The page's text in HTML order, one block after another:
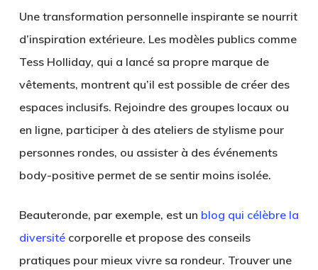
Une transformation personnelle inspirante se nourrit
d’inspiration extérieure. Les modèles publics comme
Tess Holliday, qui a lancé sa propre marque de
vêtements, montrent qu’il est possible de créer des
espaces inclusifs. Rejoindre des groupes locaux ou
en ligne, participer à des ateliers de stylisme pour
personnes rondes, ou assister à des événements
body-positive permet de se sentir moins isolée.
Beauteronde, par exemple, est un blog qui célèbre la
diversitécorporelle et propose des conseils
pratiques pour mieux vivre sa rondeur. Trouver une